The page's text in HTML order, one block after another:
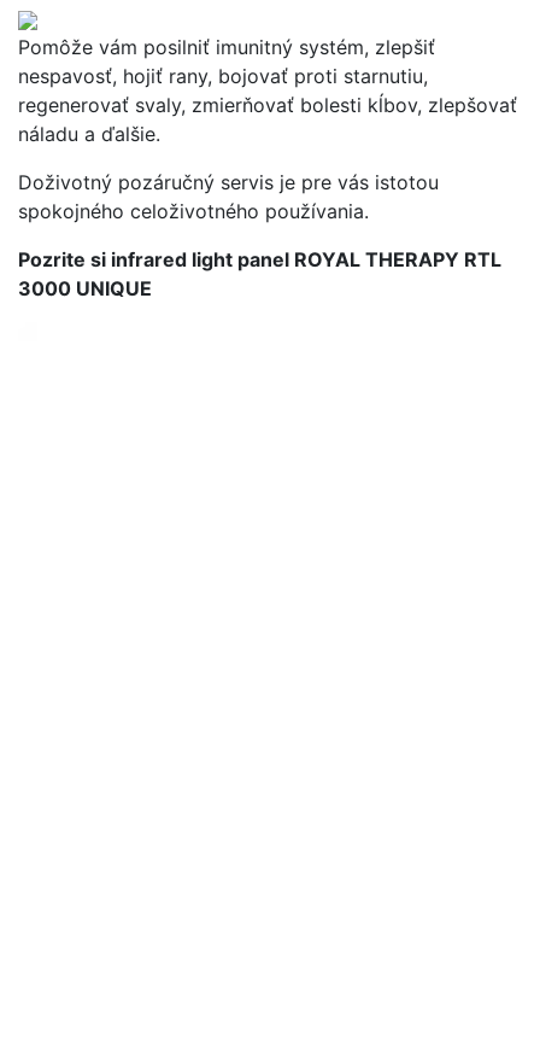
Pomôže vám posilniť imunitný systém, zlepšiť
nespavosť, hojiť rany, bojovať proti starnutiu,
regenerovať svaly, zmierňovať bolesti kĺbov, zlepšovať
náladu a ďalšie.
Doživotný pozáručný servis je pre vás istotou
spokojného celoživotného používania.
Pozrite si infrared light panel ROYAL THERAPY RTL
3000 UNIQUE